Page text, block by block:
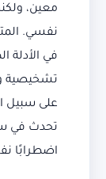
معين،
نفسي.
في الأدلة
تشخيصية
على سبيل
تحدث في
اضطرابًا